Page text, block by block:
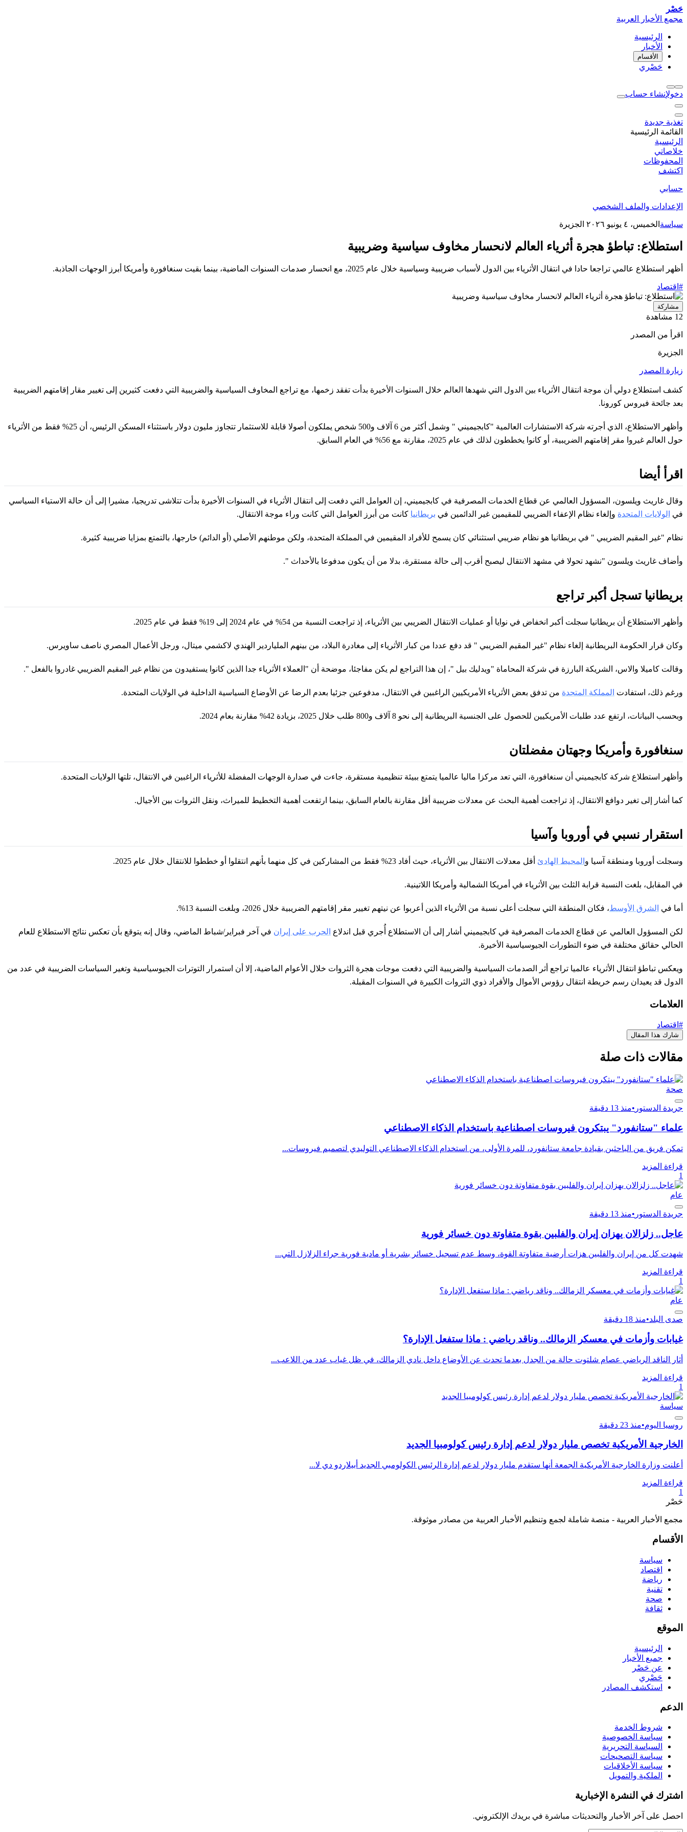
حَصْر
مجمع الأخبار العربية
الرئيسية
الأخبار
الأقسام
حَصْري
دخولإنشاء حساب
تغذية جديدة
القائمة الرئيسية
الرئيسية
خلاصاتي
المحفوظات
اكتشف
حسابي
الإعدادات والملف الشخصي
سياسة الخميس، ٤ يونيو ٢٠٢٦ الجزيرة
استطلاع: تباطؤ هجرة أثرياء العالم لانحسار مخاوف سياسية وضريبية
أظهر استطلاع عالمي تراجعا حادا في انتقال الأثرياء بين الدول لأسباب ضريبية وسياسية خلال عام 2025، مع انحسار صدمات السنوات الماضية، بينما بقيت سنغافورة وأمريكا أبرز الوجهات الجاذبة.
#اقتصاد
مشاركة
12 مشاهدة
اقرأ من المصدر
الجزيرة
زيارة المصدر
كشف استطلاع دولي أن موجة انتقال الأثرياء بين الدول التي شهدها العالم خلال السنوات الأخيرة بدأت تفقد زخمها، مع تراجع المخاوف السياسية والضريبية التي دفعت كثيرين إلى تغيير مقار إقامتهم الضريبية
بعد جائحة فيروس كورونا.
وأظهر الاستطلاع، الذي أجرته شركة الاستشارات العالمية "كابجيميني " وشمل أكثر من 6 آلاف و500 شخص يملكون أصولا قابلة للاستثمار تتجاوز مليون دولار باستثناء المسكن الرئيس، أن 25% فقط من الأثرياء
حول العالم غيروا مقر إقامتهم الضريبية، أو كانوا يخططون لذلك في عام 2025، مقارنة مع 56% في العام السابق.
اقرأ أيضا
وقال غاريث ويلسون، المسؤول العالمي عن قطاع الخدمات المصرفية في كابجيميني، إن العوامل التي دفعت إلى انتقال الأثرياء في السنوات الأخيرة بدأت تتلاشى تدريجيا، مشيرا إلى أن حالة الاستياء السياسي
في الولايات المتحدة وإلغاء نظام الإعفاء الضريبي للمقيمين غير الدائمين في بريطانيا كانت من أبرز العوامل التي كانت وراء موجة الانتقال.
نظام "غير المقيم الضريبي " في بريطانيا هو نظام ضريبي استثنائي كان يسمح للأفراد المقيمين في المملكة المتحدة، ولكن موطنهم الأصلي (أو الدائم) خارجها، بالتمتع بمزايا ضريبية كثيرة.
وأضاف غاريث ويلسون "نشهد تحولا في مشهد الانتقال ليصبح أقرب إلى حالة مستقرة، بدلا من أن يكون مدفوعا بالأحداث ".
بريطانيا تسجل أكبر تراجع
وأظهر الاستطلاع أن بريطانيا سجلت أكبر انخفاض في نوايا أو عمليات الانتقال الضريبي بين الأثرياء، إذ تراجعت النسبة من 54% في عام 2024 إلى 19% فقط في عام 2025.
وكان قرار الحكومة البريطانية إلغاء نظام "غير المقيم الضريبي " قد دفع عددا من كبار الأثرياء إلى مغادرة البلاد، من بينهم الملياردير الهندي لاكشمي ميتال، ورجل الأعمال المصري ناصف ساويرس.
وقالت كاميلا والاس، الشريكة البارزة في شركة المحاماة "ويدليك بيل "، إن هذا التراجع لم يكن مفاجئا، موضحة أن "العملاء الأثرياء جدا الذين كانوا يستفيدون من نظام غير المقيم الضريبي غادروا بالفعل ".
ورغم ذلك، استفادت المملكة المتحدة من تدفق بعض الأثرياء الأمريكيين الراغبين في الانتقال، مدفوعين جزئيا بعدم الرضا عن الأوضاع السياسية الداخلية في الولايات المتحدة.
وبحسب البيانات، ارتفع عدد طلبات الأمريكيين للحصول على الجنسية البريطانية إلى نحو 8 آلاف و800 طلب خلال 2025، بزيادة 42% مقارنة بعام 2024.
سنغافورة وأمريكا وجهتان مفضلتان
وأظهر استطلاع شركة كابجيميني أن سنغافورة، التي تعد مركزا ماليا عالميا يتمتع ببيئة تنظيمية مستقرة، جاءت في صدارة الوجهات المفضلة للأثرياء الراغبين في الانتقال، تلتها الولايات المتحدة.
كما أشار إلى تغير دوافع الانتقال، إذ تراجعت أهمية البحث عن معدلات ضريبية أقل مقارنة بالعام السابق، بينما ارتفعت أهمية التخطيط للميراث، ونقل الثروات بين الأجيال.
استقرار نسبي في أوروبا وآسيا
وسجلت أوروبا ومنطقة آسيا و المحيط الهادئ أقل معدلات الانتقال بين الأثرياء، حيث أفاد 23% فقط من المشاركين في كل منهما بأنهم انتقلوا أو خططوا للانتقال خلال عام 2025.
في المقابل، بلغت النسبة قرابة الثلث بين الأثرياء في أمريكا الشمالية وأمريكا اللاتينية.
أما في الشرق الأوسط، فكان المنطقة التي سجلت أعلى نسبة من الأثرياء الذين أعربوا عن نيتهم تغيير مقر إقامتهم الضريبية خلال 2026، وبلغت النسبة 13%.
لكن المسؤول العالمي عن قطاع الخدمات المصرفية في كابجيميني أشار إلى أن الاستطلاع أُجري قبل اندلاع الحرب على إيران في آخر فبراير/شباط الماضي، وقال إنه يتوقع بأن تعكس نتائج الاستطلاع للعام
الحالي حقائق مختلفة في ضوء التطورات الجيوسياسية الأخيرة.
ويعكس تباطؤ انتقال الأثرياء عالميا تراجع أثر الصدمات السياسية والضريبية التي دفعت موجات هجرة الثروات خلال الأعوام الماضية، إلا أن استمرار التوترات الجيوسياسية وتغير السياسات الضريبية في عدد من
الدول قد يعيدان رسم خريطة انتقال رؤوس الأموال والأفراد ذوي الثروات الكبيرة في السنوات المقبلة.
العلامات
#اقتصاد
شارك هذا المقال
مقالات ذات صلة
صحة
جريدة الدستور •منذ 13 دقيقة
علماء "ستانفورد" يبتكرون فيروسات اصطناعية باستخدام الذكاء الاصطناعي
تمكن فريق من الباحثين بقيادة جامعة ستانفورد، للمرة الأولى، من استخدام الذكاء الاصطناعي التوليدي لتصميم فيروسات...
قراءة المزيد
1
عام
جريدة الدستور •منذ 13 دقيقة
عاجل.. زلزالان يهزان إيران والفلبين بقوة متفاوتة دون خسائر فورية
شهدت كل من إيران والفلبين هزات أرضية متفاوتة القوة، وسط عدم تسجيل خسائر بشرية أو مادية فورية جراء الزلازل التي...
قراءة المزيد
1
عام
صدى البلد•منذ 18 دقيقة
غيابات وأزمات في معسكر الزمالك.. وناقد رياضي : ماذا ستفعل الإدارة؟
أثار الناقد الرياضي عصام شلتوت حالة من الجدل بعدما تحدث عن الأوضاع داخل نادي الزمالك، في ظل غياب عدد من اللاعب...
قراءة المزيد
1
سياسة
روسيا اليوم•منذ 23 دقيقة
الخارجية الأمريكية تخصص مليار دولار لدعم إدارة رئيس كولومبيا الجديد
أعلنت وزارة الخارجية الأمريكية الجمعة أنها ستقدم مليار دولار لدعم إدارة الرئيس الكولومبي الجديد أبيلاردو دي لا...
قراءة المزيد
1
حَصْر
مجمع الأخبار العربية - منصة شاملة لجمع وتنظيم الأخبار العربية من مصادر موثوقة.
الأقسام
سياسة
اقتصاد
رياضة
تقنية
صحة
ثقافة
الموقع
الرئيسية
جميع الأخبار
عن حَصْر
حَصْري
استكشف المصادر
الدعم
شروط الخدمة
سياسة الخصوصية
السياسة التحريرية
سياسة التصحيحات
سياسة الأخلاقيات
الملكية والتمويل
اشترك في النشرة الإخبارية
احصل على آخر الأخبار والتحديثات مباشرة في بريدك الإلكتروني.